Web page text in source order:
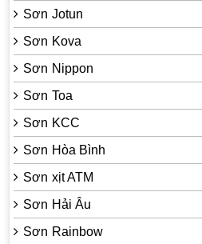
Sơn Jotun
Sơn Kova
Sơn Nippon
Sơn Toa
Sơn KCC
Sơn Hòa Bình
Sơn xịt ATM
Sơn Hải Âu
Sơn Rainbow